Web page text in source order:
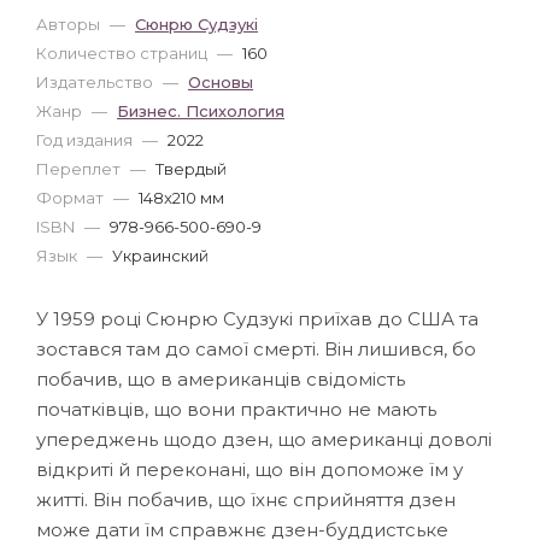
Авторы — Сюнрю Судзукі
Количество страниц — 160
Издательство — Основы
Жанр — Бизнес. Психология
Год издания — 2022
Переплет — Твердый
Формат — 148x210 мм
ISBN — 978-966-500-690-9
Язык — Украинский
У 1959 році Сюнрю Судзукі приїхав до США та
зостався там до самої смерті. Він лишився, бо
побачив, що в американців свідомість
початківців, що вони практично не мають
упереджень щодо дзен, що американці доволі
відкриті й переконані, що він допоможе їм у
житті. Він побачив, що їхнє сприйняття дзен
може дати їм справжнє дзен-буддистське